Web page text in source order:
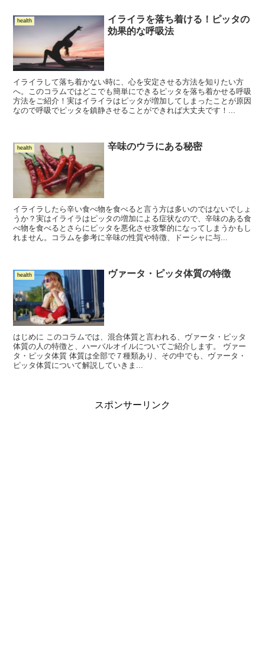
health
イライラを落ち着ける！ピッタの
効果的な呼吸法
イライラして落ち着かない時に、心を安定させる方法を知りたい方
へ。このコラムではどこでも簡単にできるピッタを落ち着かせる呼吸
方法をご紹介！実はイライラはピッタが増加してしまったことが原因
なので呼吸でピッタを鎮静させることができれば大丈夫です！...
health 辛味のウラにある秘密
イライラしたら辛い食べ物を食べると言う方は多いのではないでしょ
うか？実はイライラはピッタの増加による症状なので、辛味のある食
べ物を食べるとさらにピッタを悪化させ攻撃的になってしまうかもし
れません。コラムを参考に辛味の性質や特徴、ドーシャに与...
health ヴァータ・ピッタ体質の特徴
はじめに このコラムでは、混合体質と言われる、ヴァータ・ピッタ
体質の人の特徴と、ハーバルオイルについてご紹介します。 ヴァー
タ・ピッタ体質 体質は全部で７種類あり、その中でも、ヴァータ・
ピッタ体質について解説していきま...
スポンサーリンク